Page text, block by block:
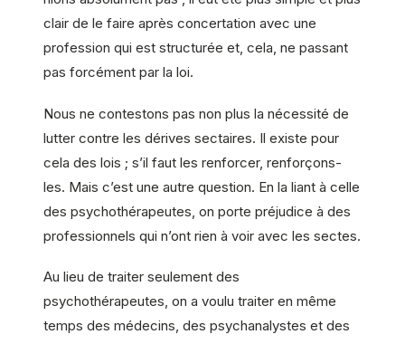
clair de le faire après concertation avec une
profession qui est structurée et, cela, ne passant
pas forcément par la loi.
Nous ne contestons pas non plus la nécessité de
lutter contre les dérives sectaires. Il existe pour
cela des lois ; s’il faut les renforcer, renforçons-
les. Mais c’est une autre question. En la liant à celle
des psychothérapeutes, on porte préjudice à des
professionnels qui n’ont rien à voir avec les sectes.
Au lieu de traiter seulement des
psychothérapeutes, on a voulu traiter en même
temps des médecins, des psychanalystes et des